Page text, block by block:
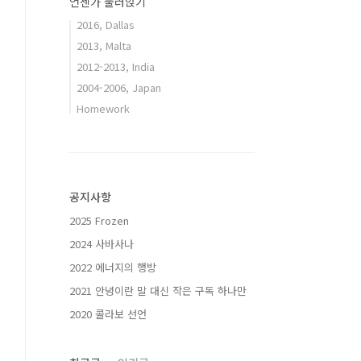
2016, Dallas
2013, Malta
2012-2013, India
2004-2006, Japan
Homework
공지사항
2025 Frozen
2024 사바사나
2022 에너지의 행방
2021 안녕이란 말 대신 작은 구독 하나만
2020 콜라보 선언